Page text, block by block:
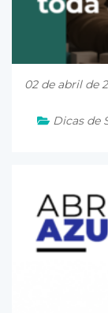
02 de abril de
Dicas de